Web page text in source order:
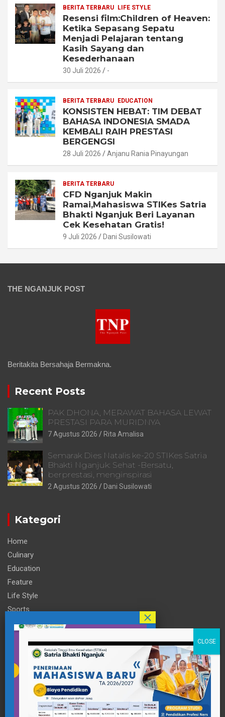
BERITA TERBARU LIFE STYLE
Resensi film:Children of Heaven:
Ketika Sepasang Sepatu
Menjadi Pelajaran tentang
Kasih Sayang dan
Kesederhanaan
30 Juli 2026 -
BERITA TERBARU EDUCATION
KONSISTEN HEBAT: TIM DEBAT
BAHASA INDONESIA SMADA
KEMBALI RAIH PRESTASI
BERGENGSI
28 Juli 2026 Anjanu Rania Pinayungan
BERITA TERBARU
CFD Nganjuk Makin
Ramai,Mahasiswa STIKes Satria
Bhakti Nganjuk Beri Layanan
Cek Kesehatan Gratis!
9 Juli 2026 Dani Susilowati
THE NGANJUK POST
Beritakita Bersahaja Bermakna.
Recent Posts
PAK DHONA, MERAWAT BAHASA LEWAT
PRESTASI PARA MURIDNYA
7 Agustus 2026 Rita Amalisa
Semarak Dies Natalis ke-20 STIKes Satria
Bhakti Nganjuk: Sehat -Bersatu,
berprestasi, menginspirasi
2 Agustus 2026 Dani Susilowati
Kategori
Home
Culinary
Education
Feature
Life Style
Sports
Technology
Informasi
Contact Person
pttigaanaknagari@gmail.com